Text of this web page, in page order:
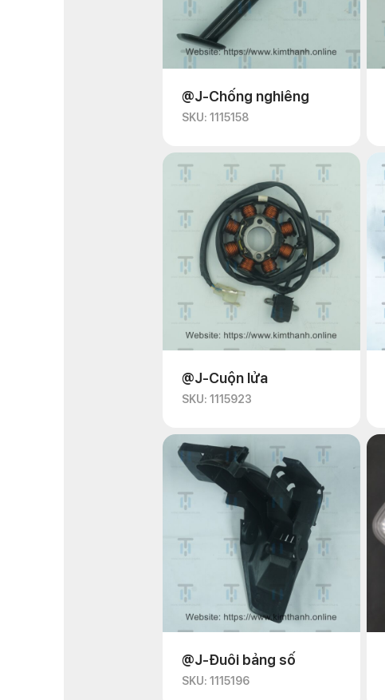
@J-Chống nghiêng
SKU: 1115158
@J-Cuộn lửa
SKU: 1115923
@J-Đuôi bảng số
SKU: 1115196